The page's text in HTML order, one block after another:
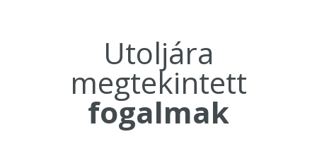
Utoljára
megtekintett
fogalmak